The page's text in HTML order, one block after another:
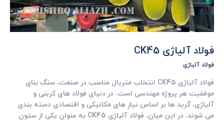
فولاد آلیاژی CK45
فولاد آلیاژی
فولاد آلیاژی CK45 انتخاب متریال مناسب در صنعت، سنگ ‌بنای
موفقیت هر پروژه مهندسی است. در دنیای فولاد های کربنی و
آلیاژی، گرید ها بر اساس نیاز های مکانیکی و اقتصادی دسته‌ بندی
می ‌شوند. در این میان، فولاد آلیاژی CK45 به عنوان یکی از ستون‌